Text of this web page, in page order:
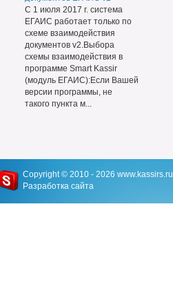
С 1 июля 2017 г. система
ЕГАИС работает только по
схеме взаимодействия
документов v2.Выбора
схемы взаимодействия в
программе Smart Kassir
(модуль ЕГАИС):Если Вашей
версии программы, не
такого пункта м...
Copyright © 2010 - 2026 www.kassirs.ru
Разработка сайта